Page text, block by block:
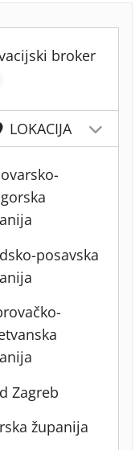
broker
LOKACIJA
posavska
Zagreb
županija